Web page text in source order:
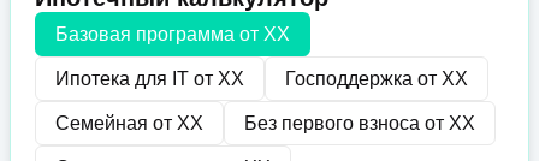
Базовая программа от XX
Ипотека для IT от XX Господдержка от XX
Семейная от XX Без первого взноса от XX